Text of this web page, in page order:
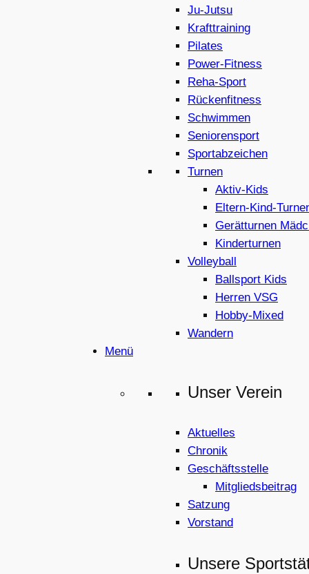
Ju-Jutsu
Krafttraining
Pilates
Power-Fitness
Reha-Sport
Rückenfitness
Schwimmen
Seniorensport
Sportabzeichen
Turnen
Aktiv-Kids
Eltern-Kind-
Gerätturnen
Kinderturnen
Volleyball
Ballsport Kids
Herren VSG
Hobby-Mixed
Wandern
Menü
Unser Verein
Aktuelles
Chronik
Geschäftsstelle
Mitgliedsbeitrag
Satzung
Vorstand
Unsere